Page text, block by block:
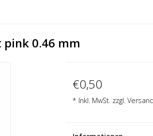
pink 0.46 mm
€0,50
* Inkl. MwSt. zzgl.